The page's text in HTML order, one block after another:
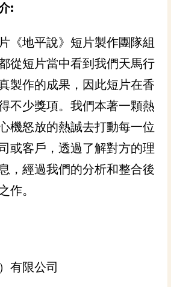
:
《地平說》短片製作團隊組
從短片當中看到我們天馬行
製作的成果，因此短片在香
不少獎項。我們本著一顆熱
機怒放的熱誠去打動每一位
或客戶，透過了解對方的理
，經過我們的分析和整合後
作。
有限公司